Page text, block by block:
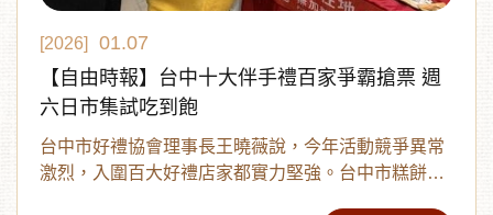
[2026]
01.07
【自由時報】台中十大伴手禮百家爭霸搶票 週
六日市集試吃到飽
台中市好禮協會理事長王曉薇說，今年活動競爭異常
激烈，入圍百大好禮店家都實力堅強。台中市糕餅公